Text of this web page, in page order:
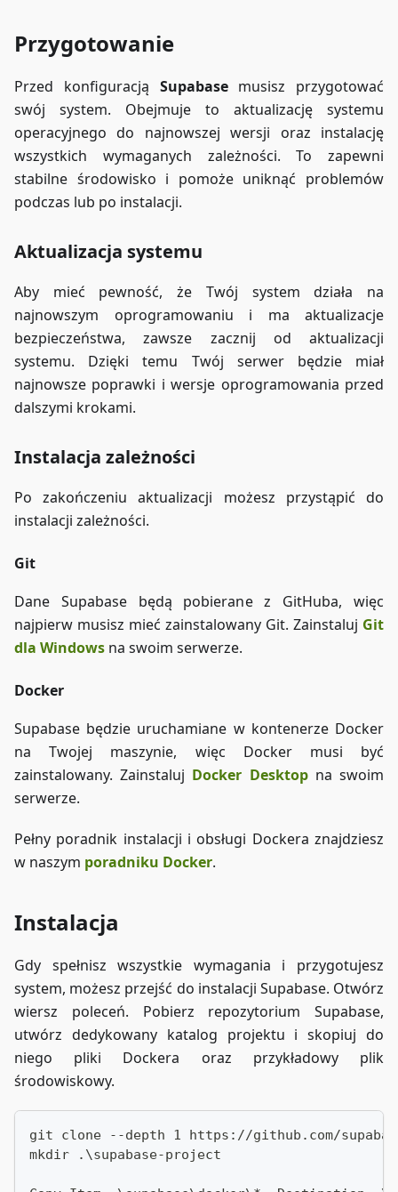
Przygotowanie
Przed konfiguracją Supabasemusisz przygotować
swój system. Obejmuje to aktualizację systemu
operacyjnego do najnowszej wersji oraz instalację
wszystkich wymaganych zależności. To zapewni
stabilne środowisko i pomoże uniknąć problemów
podczas lub po instalacji.
Aktualizacja systemu
Aby mieć pewność, że Twój system działa na
najnowszym oprogramowaniu i ma aktualizacje
bezpieczeństwa, zawsze zacznij od aktualizacji
systemu. Dzięki temu Twój serwer będzie miał
najnowsze poprawki i wersje oprogramowania przed
dalszymi krokami.
Instalacja zależności
Po zakończeniu aktualizacji możesz przystąpić do
instalacji zależności.
Git
Dane Supabase będą pobierane z GitHuba, więc
najpierw musisz mieć zainstalowany Git. Zainstaluj Git
dla Windows na swoim serwerze.
Docker
Supabase będzie uruchamiane w kontenerze Docker
na Twojej maszynie, więc Docker musi być
zainstalowany. Zainstaluj Docker Desktopna swoim
serwerze.
Pełny poradnik instalacji i obsługi Dockera znajdziesz
w naszym poradniku Docker.
Instalacja
Gdy spełnisz wszystkie wymagania i przygotujesz
system, możesz przejść do instalacji Supabase. Otwórz
wiersz poleceń. Pobierz repozytorium Supabase,
utwórz dedykowany katalog projektu i skopiuj do
niego pliki Dockera oraz przykładowy plik
środowiskowy.
git clone --depth 1 https://github.com/
mkdir .\supabase-project